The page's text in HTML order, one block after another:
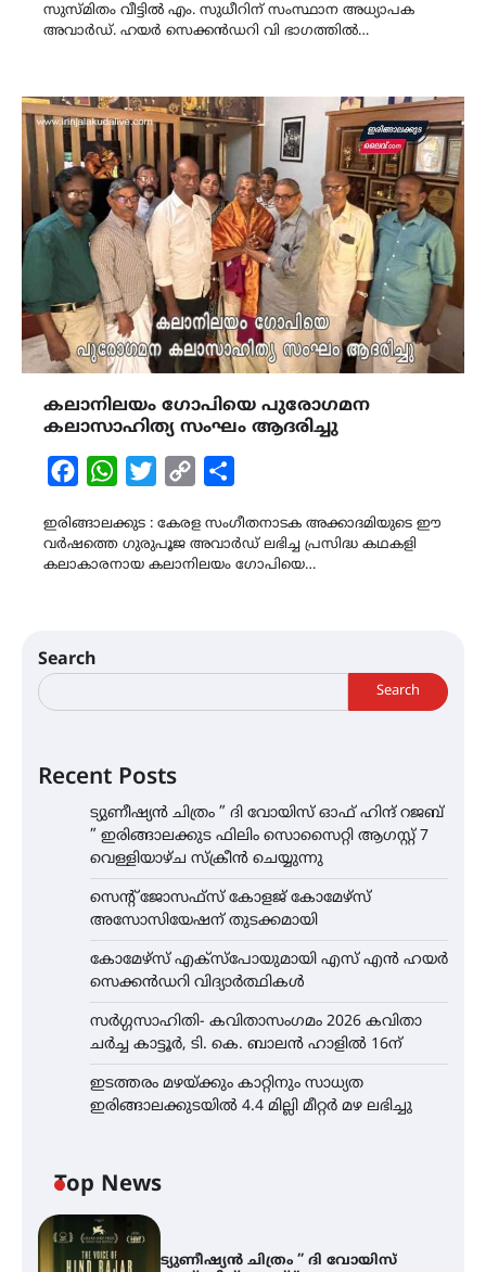
സുസ്മിതം വീട്ടിൽ എം. സുധീറിന് സംസ്ഥാന അധ്യാപക
അവാർഡ്. ഹയർ സെക്കൻഡറി വി ഭാഗത്തിൽ…
കലാനിലയം ഗോപിയെ പുരോഗമന
കലാസാഹിത്യ സംഘം ആദരിച്ചു
FacebookWhatsAppTwitterCopy
ഇരിങ്ങാലക്കുട : കേരള സംഗീതനാടക അക്കാദമിയുടെ ഈ
വർഷത്തെ ഗുരുപൂജ അവാർഡ് ലഭിച്ച പ്രസിദ്ധ കഥകളി
കലാകാരനായ കലാനിലയം ഗോപിയെ…
Search
Search
Recent Posts
ട്യുണീഷ്യൻ ചിത്രം ” ദി വോയിസ് ഓഫ് ഹിന്ദ് റജബ്
” ഇരിങ്ങാലക്കുട ഫിലിം സൊസൈറ്റി ആഗസ്റ്റ് 7
വെള്ളിയാഴ്ച സ്‌ക്രീൻ ചെയ്യുന്നു
സെന്റ് ജോസഫ്സ് കോളജ് കോമേഴ്‌സ്
അസോസിയേഷന് തുടക്കമായി
കോമേഴ്സ് എക്സ്പോയുമായി എസ് എൻ ഹയർ
സെക്കൻഡറി വിദ്യാർത്ഥികൾ
സർഗ്ഗസാഹിതി- കവിതാസംഗമം 2026 കവിതാ
ചർച്ച കാട്ടൂർ, ടി. കെ. ബാലൻ ഹാളിൽ 16ന്
ഇടത്തരം മഴയ്ക്കും കാറ്റിനും സാധ്യത
ഇരിങ്ങാലക്കുടയിൽ 4.4 മില്ലി മീറ്റർ മഴ ലഭിച്ചു
Top News
ട്യുണീഷ്യൻ ചിത്രം ” ദി വോയിസ്